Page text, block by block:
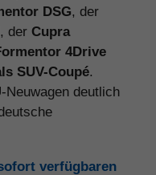
DSG, der
, der Cupra
4Drive
SUV-Coupé.
Neuwagen deutlich
verfügbaren